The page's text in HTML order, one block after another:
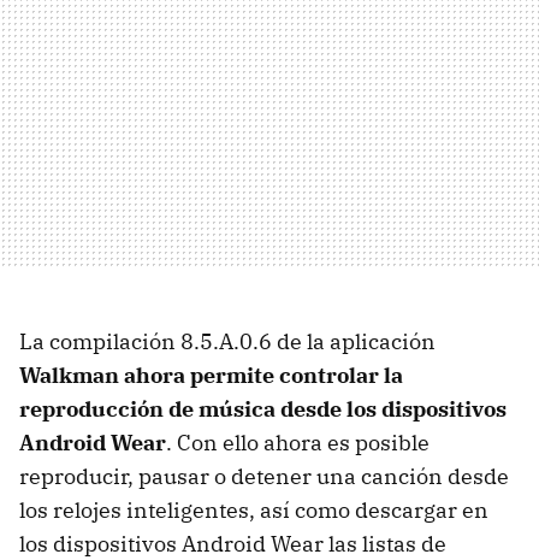
La compilación 8.5.A.0.6 de la aplicación
Walkman ahora permite controlar la
reproducción de música desde los dispositivos
Android Wear. Con ello ahora es posible
reproducir, pausar o detener una canción desde
los relojes inteligentes, así como descargar en
los dispositivos Android Wear las listas de